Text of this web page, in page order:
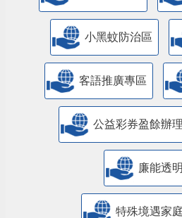
小黑蚊防治區
客語推廣專區
公益彩券盈餘辦
廉能透
特殊境遇家